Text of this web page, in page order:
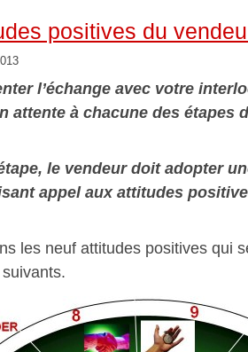
positives du
l’échange avec votre
attente à chacune des étapes
le vendeur doit adopter
appel aux attitudes
les neuf attitudes positives qui